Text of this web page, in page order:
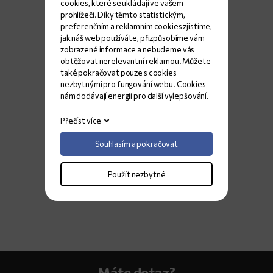
cookies, které se ukládají ve vašem
prohlížeči. Díky těmto statistickým,
preferenčním a reklamním cookies zjistíme,
jak náš web používáte, přizpůsobíme vám
zobrazené informace a nebudeme vás
obtěžovat nerelevantní reklamou. Můžete
také pokračovat pouze s cookies
nezbytnými pro fungování webu. Cookies
nám dodávají energii pro další vylepšování.
Přečíst více
Souhlasím a pokračovat
Použít nezbytné